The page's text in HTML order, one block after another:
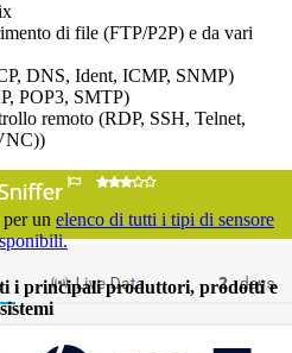
di file (FTP/P2P) e da vari
DNS, Ident, ICMP, SNMP)
POP3, SMTP)
remoto (RDP, SSH, Telnet,
un elenco di tutti i tipi di sensore
i principali produttori, prodotti e
sistemi